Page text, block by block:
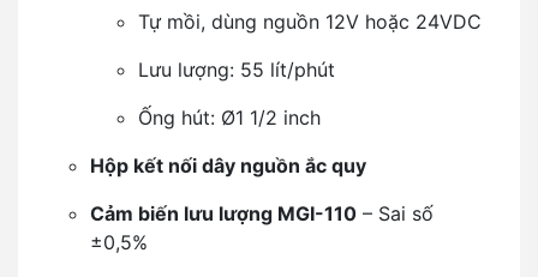
Tự mồi, dùng nguồn 12V hoặc 24VDC
Lưu lượng: 55 lít/phút
Ống hút: Ø1 1/2 inch
Hộp kết nối dây nguồn ắc quy
Cảm biến lưu lượng MGI-110 – Sai số
±0,5%